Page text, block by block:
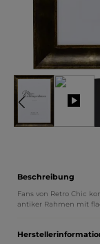
Beschreibung
Fans von Retro Chic
antiker Rahmen mit